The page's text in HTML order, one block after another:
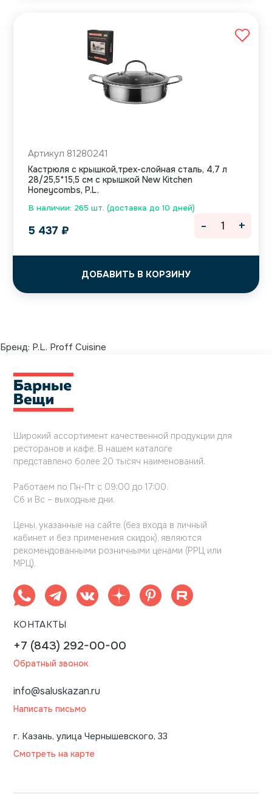
В наличии: 265 шт. (доставка до 10 дней)
Артикул 81280241
Кастрюля с крышкой,трех-слойная сталь, 4,7 л
28/25,5*15,5 см с крышкой New Kitchen
Honeycombs, P.L.
5 437 ₽
ДОБАВИТЬ В КОРЗИНУ
- +
Бренд: P.L. Proff Cuisine
Широкий ассортимент качественной продукции для
ресторанов и кафе. В нашем каталоге
представлено более 20 тысяч наименований.
Работаем по Пн-Пт с 09:00 до 17:00.
Сб и Вс – выходные дни.
Цены, указанные на сайте (без входа в личный
кабинет и без применения скидок), являются
рекомендованными розничными ценами (РРЦ или
МРЦ).
КОНТАКТЫ
+7 (843) 292-00-00
Обратный звонок
info@saluskazan.ru
Написать письмо
г. Казань, улица Чернышевского, 33
Смотреть на карте